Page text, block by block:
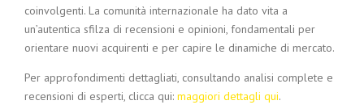
coinvolgenti. La comunità internazionale ha dato vita a
un’autentica sfilza di recensioni e opinioni, fondamentali per
orientare nuovi acquirenti e per capire le dinamiche di mercato.
Per approfondimenti dettagliati, consultando analisi complete e
recensioni di esperti, clicca qui: maggiori dettagli qui.